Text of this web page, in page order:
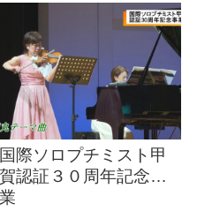
国際ソロプチミスト甲
賀認証３０周年記念事
業